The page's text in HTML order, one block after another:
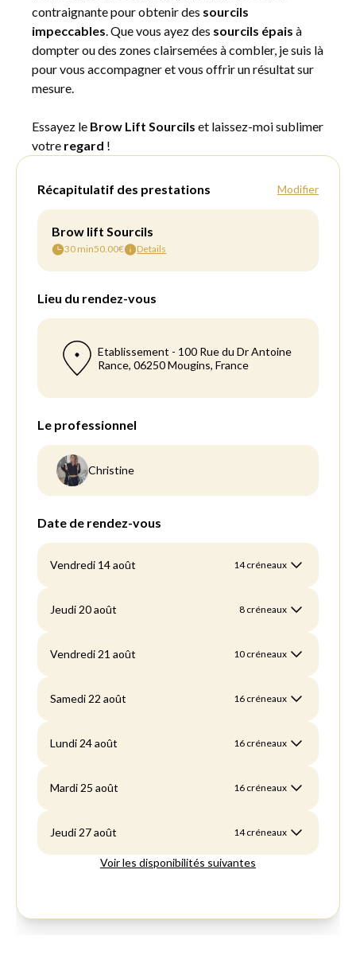
contraignante pour obtenir des sourcils
impeccables. Que vous ayez des sourcils épais à
dompter ou des zones clairsemées à combler, je suis là
pour vous accompagner et vous offrir un résultat sur
mesure.
Essayez le Brow Lift Sourcils et laissez-moi sublimer
votre regard !